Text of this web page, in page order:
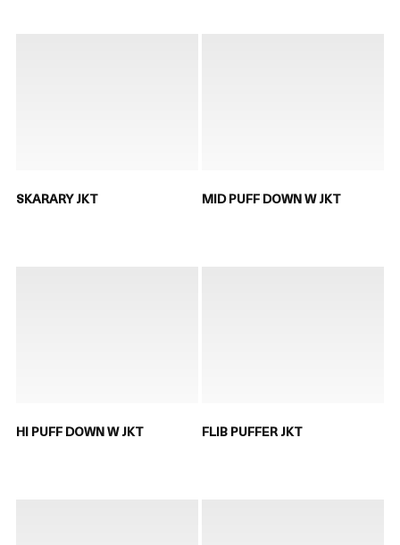
SKARARY JKT MID PUFF DOWN W JKT
HI PUFF DOWN W JKT FLIB PUFFER JKT